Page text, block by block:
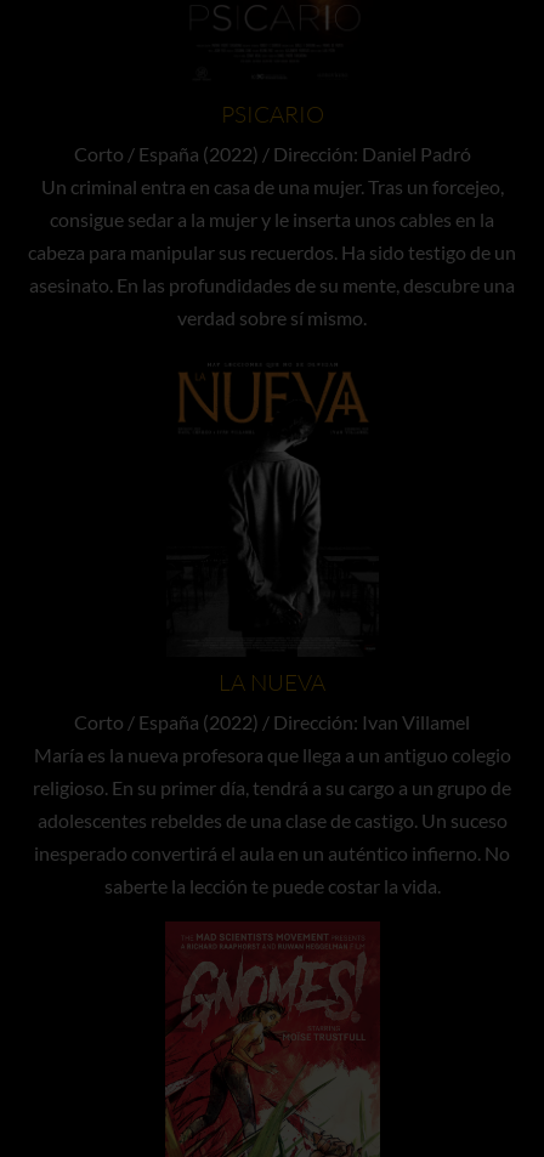
PSICARIO
Corto / España (2022) / Dirección: Daniel Padró
Un criminal entra en casa de una mujer. Tras un forcejeo,
consigue sedar a la mujer y le inserta unos cables en la
cabeza para manipular sus recuerdos. Ha sido testigo de un
asesinato. En las profundidades de su mente, descubre una
verdad sobre sí mismo.
LA NUEVA
Corto / España (2022) / Dirección: Ivan Villamel
María es la nueva profesora que llega a un antiguo colegio
religioso. En su primer día, tendrá a su cargo a un grupo de
adolescentes rebeldes de una clase de castigo. Un suceso
inesperado convertirá el aula en un auténtico infierno. No
saberte la lección te puede costar la vida.